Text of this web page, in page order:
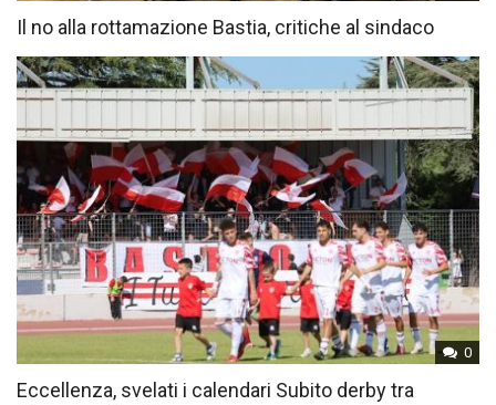
Il no alla rottamazione Bastia, critiche al sindaco
0
Eccellenza, svelati i calendari Subito derby tra